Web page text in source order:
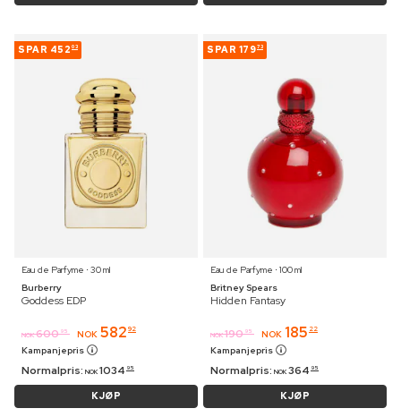
SPAR 452 03
Eau de Parfyme ⋅ 30 ml
Burberry
Goddess EDP
NOK 600 95 NOK 582 92
Kampanjepris
Normalpris: NOK 1034 95
KJØP
SPAR 17973
Eau de Parfyme ⋅ 100 ml
Britney Spears
Hidden Fantasy
NOK 190 95 NOK 185 22
Kampanjepris
Normalpris: NOK 364 95
KJØP